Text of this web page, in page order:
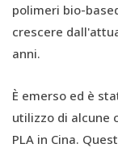
polimeri bio-
crescere
anni.
È emerso ed è
utilizzo di alcune
PLA in Cina.